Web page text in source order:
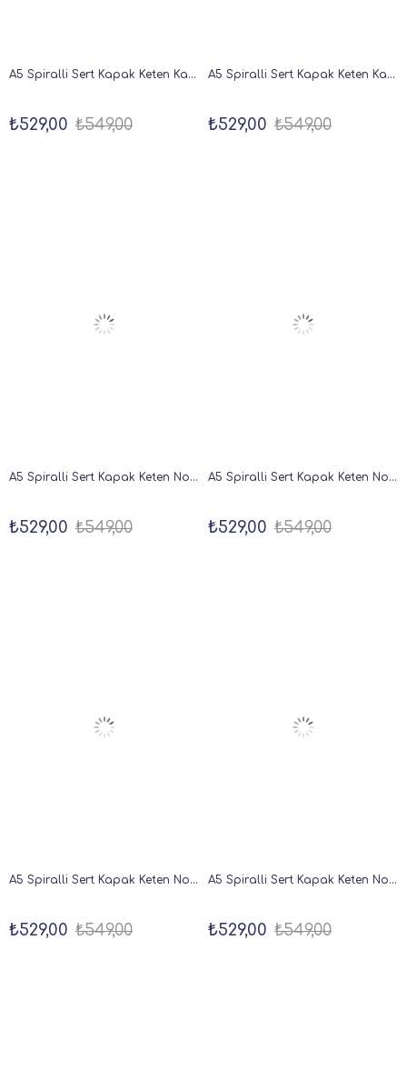
A5 Spiralli Sert Kapak Keten Kareli Tarihsiz Not Defteri Krem
₺529,00 ₺549,00
A5 Spiralli Sert Kapak Keten Kareli Tarihsiz Not Defteri Mavi
₺529,00 ₺549,00
A5 Spiralli Sert Kapak Keten Noktalı Tarihsiz Not Defteri Bordo
₺529,00 ₺549,00
A5 Spiralli Sert Kapak Keten Noktalı Tarihsiz Not Defteri Pembe
₺529,00 ₺549,00
A5 Spiralli Sert Kapak Keten Noktalı Tarihsiz Not Defteri Yeşil
₺529,00 ₺549,00
A5 Spiralli Sert Kapak Keten Noktalı Tarihsiz Not Defteri Krem
₺529,00 ₺549,00